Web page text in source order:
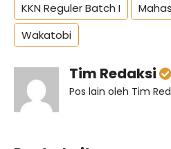
KKN Reguler Batch I
Wakatobi
Tim Redaksi
Pos lain oleh Tim